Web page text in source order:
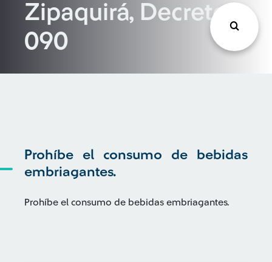
Zipaquirá, Decreto
090
Prohíbe el consumo de bebidas
embriagantes.
Prohíbe el consumo de bebidas embriagantes.